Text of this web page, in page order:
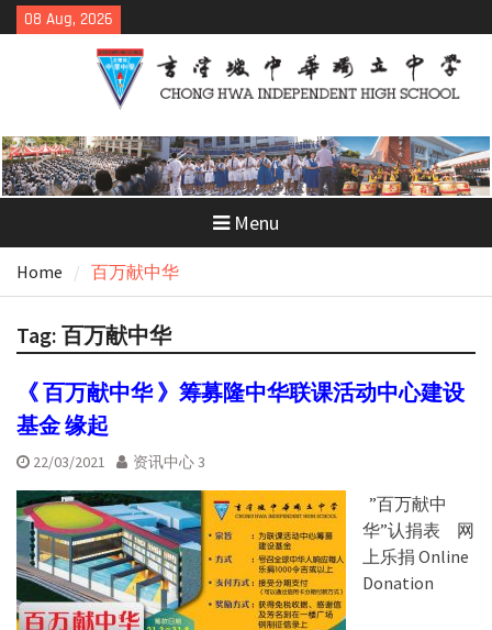
Skip
to
08 Aug, 2026
Menu
Home 百万献中华
Tag: 百万献中华
《 百万献中华 》筹募隆中华联课活动中心建设
基金 缘起
22/03/2021 资讯中心 3
”百万献中
华”认捐表 网
上乐捐 Online
Donation